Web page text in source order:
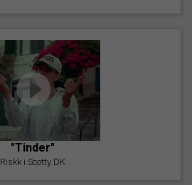
"Tinder"
Riskk i Scotty DK